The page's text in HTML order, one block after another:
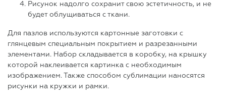
Рисунок надолго сохранит свою эстетичность, и не
будет облущиваться с ткани.
Для пазлов используются картонные заготовки с
глянцевым специальным покрытием и разрезанными
элементами. Набор складывается в коробку, на крышку
которой наклеивается картинка с необходимым
изображением. Также способом сублимации наносятся
рисунки на кружки и рамки.